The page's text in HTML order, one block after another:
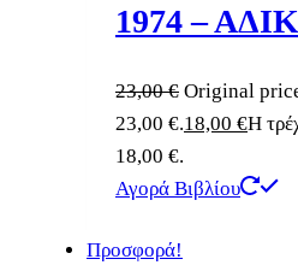
1974 –
23,00€ Original
23,00 €.18,00 €Η
18,00 €.
Αγορά Βιβλίου
Προσφορά!